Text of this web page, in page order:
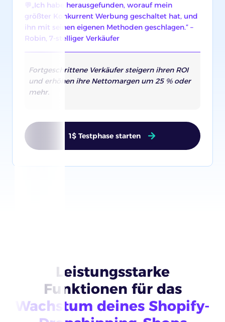
💬„Ich habe herausgefunden, worauf mein
größter Konkurrent Werbung geschaltet hat, und
ihn mit seinen eigenen Methoden geschlagen.“ –
Robin, 7-stelliger Verkäufer
Fortgeschrittene Verkäufer steigern ihren ROI
und erhöhen ihre Nettomargen um 25 % oder
mehr.
1$ Testphase starten
Leistungsstarke
Funktionen für das
Wachstum deines Shopify-